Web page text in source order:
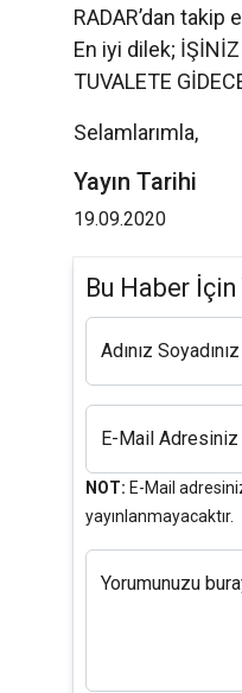
RADAR’dan takip
En iyi dilek; İŞİNİZ
TUVALETE
Selamlarımla,
Yayın Tarihi
19.09.2020
Bu Haber İçin
Adınız Soyadınız
E-Mail Adresiniz
NOT: E-Mail
yayınlanmayacaktır.
Yorumunuzu